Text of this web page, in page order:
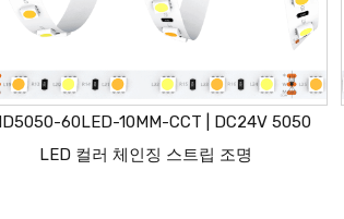
60LED-10MM-CCT | DC24V 5050
LED 컬러 체인징 스트립 조명